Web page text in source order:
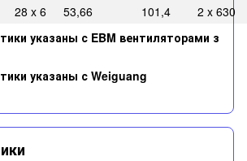
28 x 6 53,66 101,4
2 x 630
указаны с EBM вентиляторами з
указаны с Weiguang